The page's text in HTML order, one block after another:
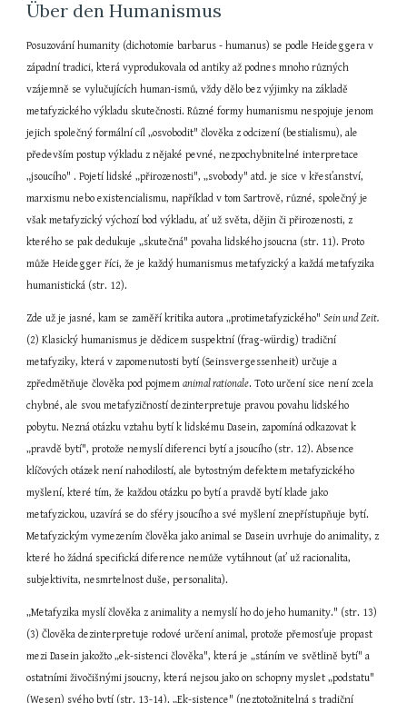
Über den Humanismus
Posuzování humanity (dichotomie barbarus - humanus) se podle Heideggera v
západní tradici, která vyprodukovala od antiky až podnes mnoho různých
vzájemně se vylučujících human-ismů, vždy dělo bez výjimky na základě
metafyzického výkladu skutečnosti. Různé formy humanismu nespojuje jenom
jejich společný formální cíl „osvobodit" člověka z odcizení (bestialismu), ale
především postup výkladu z nějaké pevné, nezpochybnitelné interpretace
„jsoucího" . Pojetí lidské „přirozenosti", „svobody" atd. je sice v křesťanství,
marxismu nebo existencialismu, například v tom Sartrově, různé, společný je
však metafyzický výchozí bod výkladu, ať už světa, dějin či přirozenosti, z
kterého se pak dedukuje „skutečná" povaha lidského jsoucna (str. 11). Proto
může Heidegger říci, že je každý humanismus metafyzický a každá metafyzika
humanistická (str. 12).
Zde už je jasné, kam se zaměří kritika autora „protimetafyzického"
(2) Klasický humanismus je dědicem suspektní (frag-würdig) tradiční
metafyziky, která v zapomenutosti bytí (Seinsvergessenheit) určuje a
zpředmětňuje člověka pod pojmem animal rationale. Toto určení sice není zcela
chybné, ale svou metafyzičností dezinterpretuje pravou povahu lidského
pobytu. Nezná otázku vztahu bytí k lidskému Dasein, zapomíná odkazovat k
„pravdě bytí", protože nemyslí diferenci bytí a jsoucího (str. 12). Absence
klíčových otázek není nahodilostí, ale bytostným defektem metafyzického
myšlení, které tím, že každou otázku po bytí a pravdě bytí klade jako
metafyzickou, uzavírá se do sféry jsoucího a své myšlení znepřístupňuje bytí.
Metafyzickým vymezením člověka jako animal se Dasein uvrhuje do animality, z
které ho žádná specifická diference nemůže vytáhnout (ať už racionalita,
subjektivita, nesmrtelnost duše, personalita).
„Metafyzika myslí člověka z animality a nemyslí ho do jeho humanity." (str. 13)
(3) Člověka dezinterpretuje rodové určení animal, protože přemosťuje propast
mezi Dasein jakožto „ek-sistenci člověka", která je „stáním ve světlině bytí" a
ostatními živočišnými jsoucny, která nejsou jako on schopny myslet „podstatu"
(Wesen) svého bytí (str. 13-14). „Ek-sistence" (neztotožnitelná s tradiční